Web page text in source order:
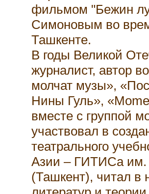
фильмом "Бежин
Симоновым во
Ташкенте.
В годы Великой
журналист, автор
молчат музы»,
Нины Гуль»,
вместе с группой
участвовал в
театрального
Азии – ГИТИСа им.
(Ташкент), читал в